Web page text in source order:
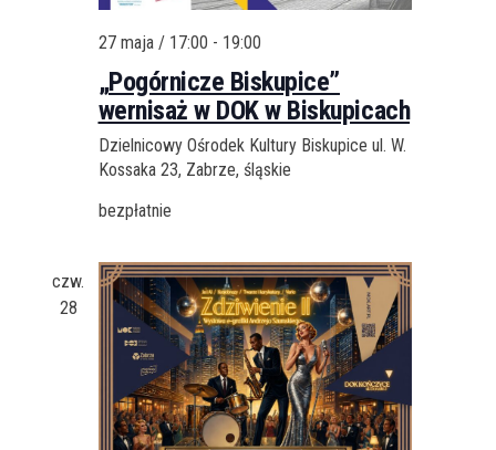
27 maja / 17:00 - 19:00
„Pogórnicze Biskupice”
wernisaż w DOK w Biskupicach
Dzielnicowy Ośrodek Kultury Biskupice ul. W.
Kossaka 23, Zabrze, śląskie
bezpłatnie
czw.
28